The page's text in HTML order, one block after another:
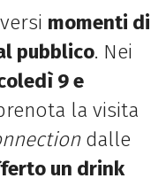
momenti di
pubblico. Nei
9 e
la visita
dalle
un drink